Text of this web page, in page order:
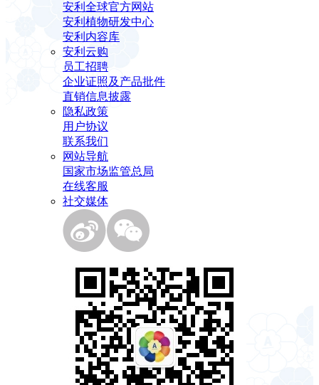
安利全球官方网站
安利植物研发中心
安利内容库
安利云购
员工招聘
企业证照及产品批件
直销信息披露
隐私政策
用户协议
联系我们
网站导航
国家市场监管总局
在线客服
社交媒体